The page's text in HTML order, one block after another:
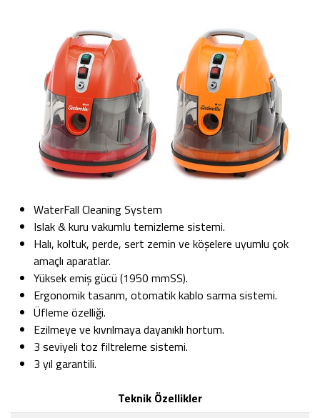
WaterFall Cleaning System
Islak & kuru vakumlu temizleme sistemi.
Halı, koltuk, perde, sert zemin ve köşelere uyumlu çok
amaçlı aparatlar.
Yüksek emiş gücü (1950 mmSS).
Ergonomik tasarım, otomatik kablo sarma sistemi.
Üfleme özelliği.
Ezilmeye ve kıvrılmaya dayanıklı hortum.
3 seviyeli toz filtreleme sistemi.
3 yıl garantili.
Teknik Özellikler